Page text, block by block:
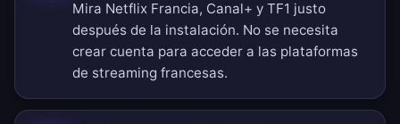
Mira Netflix Francia, Canal+ y TF1 justo
después de la instalación. No se necesita
crear cuenta para acceder a las plataformas
de streaming francesas.